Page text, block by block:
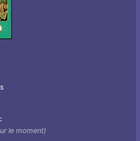
le moment)